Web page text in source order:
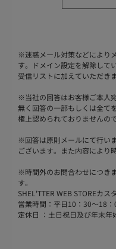
※迷惑メール対策などにより
す。ドメイン設定を解除して
受信リストに加えていただき
※当社の回答はお客様ご本人
無く回答の一部もしくは全て
権上認められておりませんの
※回答は原則メールにて行い
ございます。また内容により
※時間外のお問合わせにつき
す。
SHEL'TTER WEB STOREカス
営業時間：平日10：30～18：
定休日 ：土日祝日及び年末年